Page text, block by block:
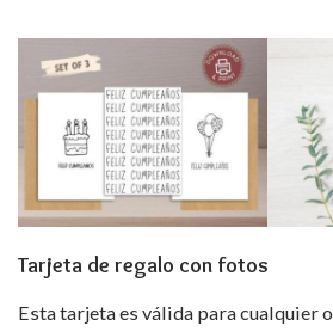
Tarjeta de regalo con fotos
Esta tarjeta es válida para cualquier